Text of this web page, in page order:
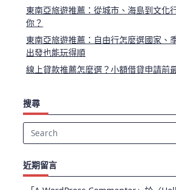
東南亞旅遊推薦：從城市、海島到文化
你？
東南亞旅遊推薦：自由行怎麼選國家、
出發也能玩得順
線上貸款推薦怎麼選？小額借貸申請前
搜尋
Search
近期留言